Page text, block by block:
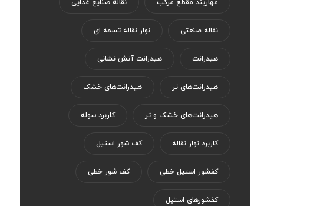
مهاربند مقطع مرکب نقاله صنایع غذایی
نقاله صنعتی نوار نقاله تسمه ای
هیدرانت هیدرانت آتش نشانی
هیدرانت‌های تر هیدرانت‌های خشک
هیدرانت‌های خشک و تر کاربرد سوله
کاربرد نوار نقاله کف شور استیل
کفشور استیل خطی کف شور خطی
کفشورهای استیل